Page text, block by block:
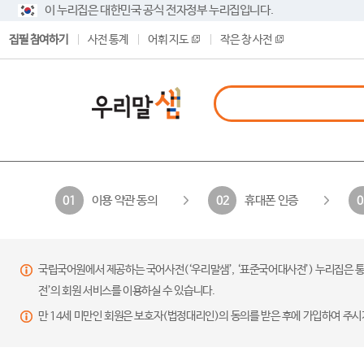
이 누리집은 대한민국 공식 전자정부 누리집입니다.
집필 참여하기 사전 통계 어휘 지도 작은 창 사전
01 이용 약관 동의 02 휴대폰 인증
국립국어원에서 제공하는 국어사전(‘우리말샘’, ‘표준국어대사전’) 누리집
전’의 회원 서비스를 이용하실 수 있습니다.
만 14세 미만인 회원은 보호자(법정대리인)의 동의를 받은 후에 가입하여 주